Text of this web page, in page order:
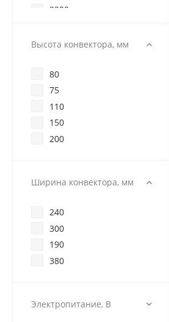
2200
2750
2500
2000
1750
2250
2800
Высота конвектора, мм
80
75
110
150
200
Ширина конвектора, мм
240
300
190
380
Электропитание, В